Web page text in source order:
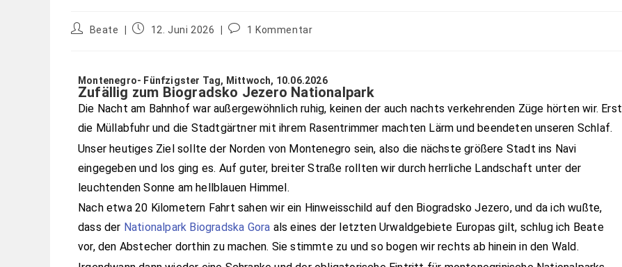
Beate 12. Juni 2026 1 Kommentar
Montenegro- Fünfzigster Tag, Mittwoch, 10.06.2026
Zufällig zum Biogradsko Jezero Nationalpark
Die Nacht am Bahnhof war außergewöhnlich ruhig, keinen der auch nachts verkehrenden Züge hörten wir. Erst
die Müllabfuhr und die Stadtgärtner mit ihrem Rasentrimmer machten Lärm und beendeten unseren Schlaf.
Unser heutiges Ziel sollte der Norden von Montenegro sein, also die nächste größere Stadt ins Navi
eingegeben und los ging es. Auf guter, breiter Straße rollten wir durch herrliche Landschaft unter der
leuchtenden Sonne am hellblauen Himmel.
Nach etwa 20 Kilometern Fahrt sahen wir ein Hinweisschild auf den Biogradsko Jezero, und da ich wußte,
dass der Nationalpark Biogradska Gora als eines der letzten Urwaldgebiete Europas gilt, schlug ich Beate
vor, den Abstecher dorthin zu machen. Sie stimmte zu und so bogen wir rechts ab hinein in den Wald.